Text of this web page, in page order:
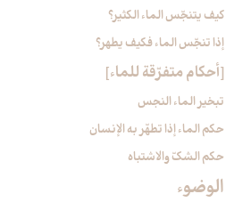
كيف يتنجّس الماء الكثير؟
إذا تنجّس الماء فكيف يطهر؟
[أحكام متفرّقة للماء]
تبخير الماء النجس
حكم الماء إذا تطهّر به الإنسان
حكم الشكّ والاشتباه
الوضوء